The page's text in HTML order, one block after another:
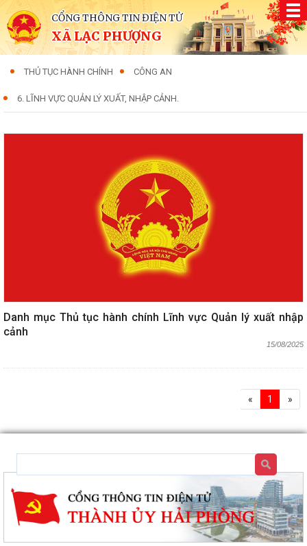
CỔNG THÔNG TIN ĐIỆN TỬ
XÃ LẠC PHƯỢNG
THỦ TỤC HÀNH CHÍNH CÔNG AN
6. LĨNH VỰC QUẢN LÝ XUẤT, NHẬP CẢNH.
Danh mục Thủ tục hành chính Lĩnh vực Quản lý xuất nhập
cảnh
15/08/2025
« 1 »